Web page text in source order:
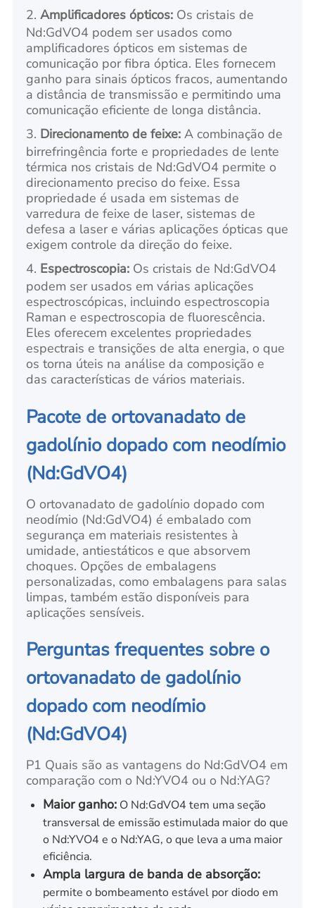
2.Amplificadores ópticos: Os cristais de
Nd:GdVO4 podem ser usados como
amplificadores ópticos em sistemas de
comunicação por fibra óptica. Eles fornecem
ganho para sinais ópticos fracos, aumentando
a distância de transmissão e permitindo uma
comunicação eficiente de longa distância.
3. Direcionamento de feixe:A combinação de
birrefringência forte e propriedades de lente
térmica nos cristais de Nd:GdVO4 permite o
direcionamento preciso do feixe. Essa
propriedade é usada em sistemas de
varredura de feixe de laser, sistemas de
defesa a laser e várias aplicações ópticas que
exigem controle da direção do feixe.
4. Espectroscopia: Os cristais de Nd:GdVO4
podem ser usados em várias aplicações
espectroscópicas, incluindo espectroscopia
Raman e espectroscopia de fluorescência.
Eles oferecem excelentes propriedades
espectrais e transições de alta energia, o que
os torna úteis na análise da composição e
das características de vários materiais.
Pacote de ortovanadato de
gadolínio dopado com neodímio
(Nd:GdVO4)
O ortovanadato de gadolínio dopado com
neodímio (Nd:GdVO4) é embalado com
segurança em materiais resistentes à
umidade, antiestáticos e que absorvem
choques. Opções de embalagens
personalizadas, como embalagens para salas
limpas, também estão disponíveis para
aplicações sensíveis.
Perguntas frequentes sobre o
ortovanadato de gadolínio
dopado com neodímio
(Nd:GdVO4)
P1 Quais são as vantagens do Nd:GdVO4 em
comparação com o Nd:YVO4 ou o Nd:YAG?
Maior ganho:O Nd:GdVO4 tem uma seção
transversal de emissão estimulada maior do que
o Nd:YVO4 e o Nd:YAG, o que leva a uma maior
eficiência.
Ampla largura de banda de absorção:
permite o bombeamento estável por diodo em